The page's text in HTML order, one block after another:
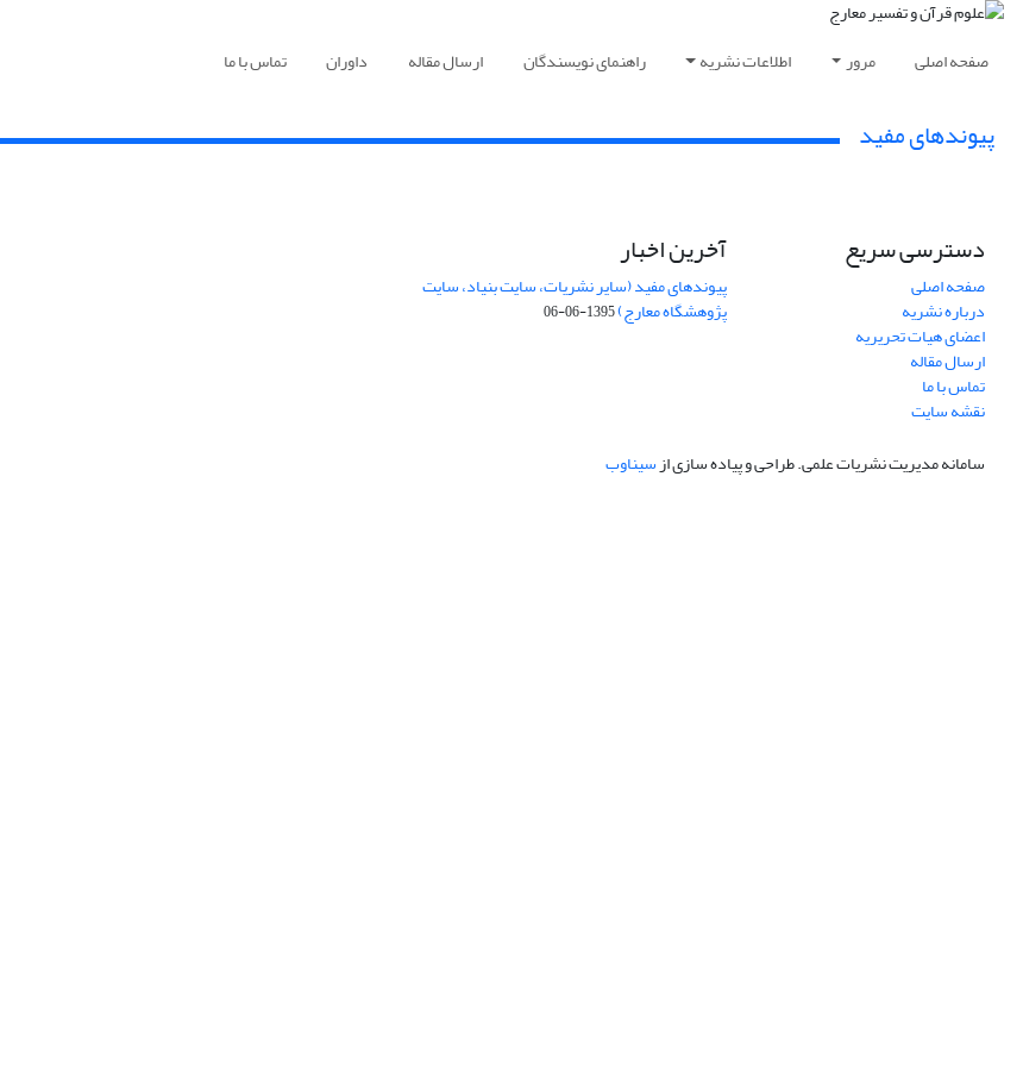
صفحه اصلی مرور اطلاعات نشریه راهنمای نویسندگان ارسال مقاله داوران تماس با ما
پیوندهای مفید
دسترسی سریع
صفحه اصلی
درباره نشریه
اعضای هیات تحریریه
ارسال مقاله
تماس با ما
نقشه سایت
آخرین اخبار
پیوندهای مفید (سایر نشریات، سایت بنیاد، سایت
پژوهشگاه معارج)1395-06-06
سامانه مدیریت نشریات علمی.طراحی و پیاده سازی ازسیناوب